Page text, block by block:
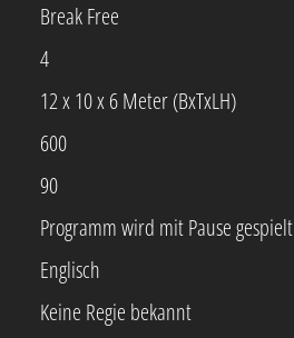
Break Free
4
12 x 10 x 6 Meter (BxTxLH)
600
90
Programm wird mit Pause gespielt
Englisch
Keine Regie bekannt